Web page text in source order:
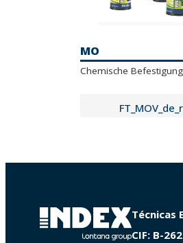
MO
Chemische
Técnicas
CIF: B-